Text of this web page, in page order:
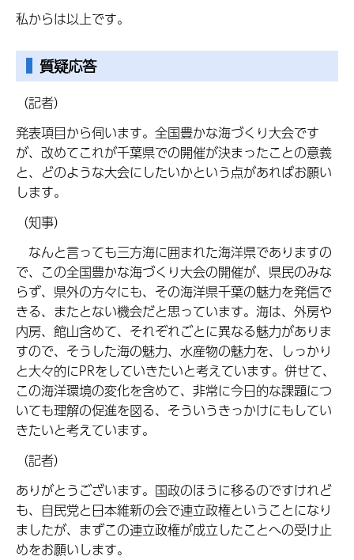
私からは以上です。
質疑応答
（記者）
発表項目から伺います。全国豊かな海づくり大会です
が、改めてこれが千葉県での開催が決まったことの意義
と、どのような大会にしたいかという点があればお願い
します。
（知事）
なんと言っても三方海に囲まれた海洋県でありますの
で、この全国豊かな海づくり大会の開催が、県民のみな
らず、県外の方々にも、その海洋県千葉の魅力を発信で
きる、またとない機会だと思っています。海は、外房や
内房、館山含めて、それぞれごとに異なる魅力がありま
すので、そうした海の魅力、水産物の魅力を、しっかり
と大々的にPRをしていきたいと考えています。併せて、
この海洋環境の変化を含めて、非常に今日的な課題につ
いても理解の促進を図る、そういうきっかけにもしてい
きたいと考えています。
（記者）
ありがとうございます。国政のほうに移るのですけれど
も、自民党と日本維新の会で連立政権ということになり
ましたが、まずこの連立政権が成立したことへの受け止
めをお願いします。